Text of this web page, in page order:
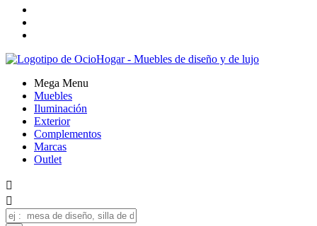
Mega Menu
Muebles
Iluminación
Exterior
Complementos
Marcas
Outlet

